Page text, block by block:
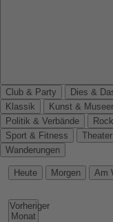
Club & Party Dies &
Klassik
Kunst &
Politik & Verbände
Sport & Fitness
Wanderungen
Heute Morgen Am
Vorheriger
Monat